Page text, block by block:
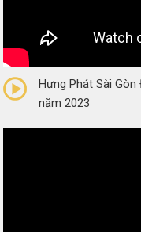
(0 Reviews)
Hưng Phát Sài
năm 2023